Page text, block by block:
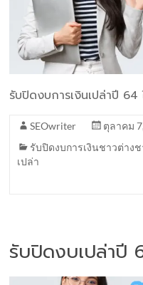
รับปิดงบการเงินเปล่าปี 64
SEOwriter
ตุลาคม
รับปิดงบการเงินชาวต่าง
เปล่า
รับปิดงบเปล่าปี